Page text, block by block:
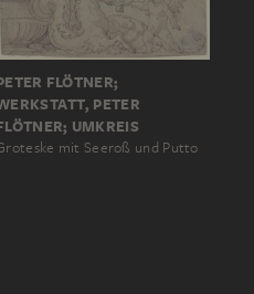
FLÖTNER;
PETER
UMKREIS
mit Seeroß und Putto